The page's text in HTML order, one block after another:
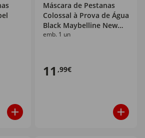
Máscara de Pestanas
Colossal à Prova de Água
Black Maybelline New
York
emb. 1 un
11 ,99€